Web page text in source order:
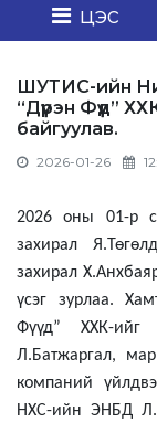
цэс
ШУТИС-ийн
“Дүүрэн Фүүд”
байгуулав.
2026-01-26
2026 оны 01-р
захирал
захирал
үсэг зурлаа.
Фүүд” ХХК-ийг
Л.Батжаргал,
компаний
НХС-ийн ЭНБД